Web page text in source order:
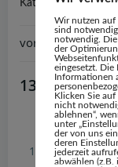
Kathegorie:
Post
vorheriger Artikel
13
Astridka
17. Juni 2024
Wir nutzen auf
sind
notwendig.
der
eingesetzt. Die
Informationen
Klicken Sie auf
nicht
ablehnen“,
unter
der von uns
deren
jederzeit
abwählen